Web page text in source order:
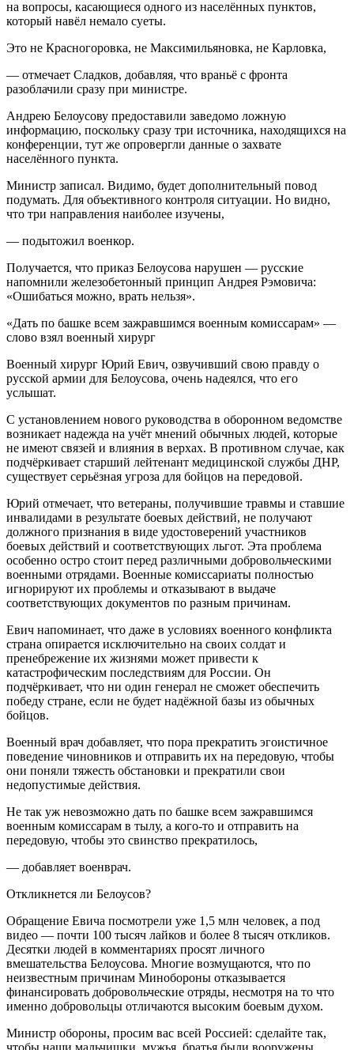
на вопросы, касающиеся одного из населённых пунктов,
который навёл немало суеты.
Это не Красногоровка, не Максимильяновка, не Карловка,
— отмечает Сладков, добавляя, что враньё с фронта
разоблачили сразу при министре.
Андрею Белоусову предоставили заведомо ложную
информацию, поскольку сразу три источника, находящихся на
конференции, тут же опровергли данные о захвате
населённого пункта.
Министр записал. Видимо, будет дополнительный повод
подумать. Для объективного контроля ситуации. Но видно,
что три направления наиболее изучены,
— подытожил военкор.
Получается, что приказ Белоусова нарушен — русские
напомнили железобетонный принцип Андрея Рэмовича:
«Ошибаться можно, врать нельзя».
«Дать по башке всем зажравшимся военным комиссарам» —
слово взял военный хирург
Военный хирург Юрий Евич, озвучивший свою правду о
русской армии для Белоусова, очень надеялся, что его
услышат.
С установлением нового руководства в оборонном ведомстве
возникает надежда на учёт мнений обычных людей, которые
не имеют связей и влияния в верхах. В противном случае, как
подчёркивает старший лейтенант медицинской службы ДНР,
существует серьёзная угроза для бойцов на передовой.
Юрий отмечает, что ветераны, получившие травмы и ставшие
инвалидами в результате боевых действий, не получают
должного признания в виде удостоверений участников
боевых действий и соответствующих льгот. Эта проблема
особенно остро стоит перед различными добровольческими
военными отрядами. Военные комиссариаты полностью
игнорируют их проблемы и отказывают в выдаче
соответствующих документов по разным причинам.
Евич напоминает, что даже в условиях военного конфликта
страна опирается исключительно на своих солдат и
пренебрежение их жизнями может привести к
катастрофическим последствиям для России. Он
подчёркивает, что ни один генерал не сможет обеспечить
победу стране, если не будет надёжной базы из обычных
бойцов.
Военный врач добавляет, что пора прекратить эгоистичное
поведение чиновников и отправить их на передовую, чтобы
они поняли тяжесть обстановки и прекратили свои
недопустимые действия.
Не так уж невозможно дать по башке всем зажравшимся
военным комиссарам в тылу, а кого-то и отправить на
передовую, чтобы это свинство прекратилось,
— добавляет военврач.
Откликнется ли Белоусов?
Обращение Евича посмотрели уже 1,5 млн человек, а под
видео — почти 100 тысяч лайков и более 8 тысяч откликов.
Десятки людей в комментариях просят личного
вмешательства Белоусова. Многие возмущаются, что по
неизвестным причинам Минобороны отказывается
финансировать добровольческие отряды, несмотря на то что
именно добровольцы отличаются высоким боевым духом.
Министр обороны, просим вас всей Россией: сделайте так,
чтобы наши мальчишки, мужья, братья были вооружены,